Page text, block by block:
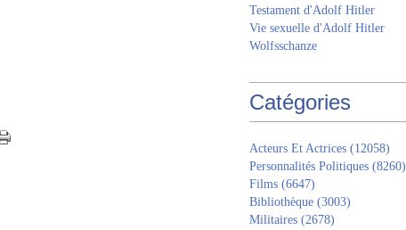
Testament d'Adolf Hitler
Vie sexuelle d'Adolf Hitler
Wolfsschanze
Catégories
Acteurs Et Actrices (12058)
Personnalités Politiques (8260)
Films (6647)
Bibliothèque (3003)
Militaires (2678)